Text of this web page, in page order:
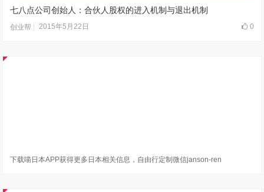
七八点公司创始人：合伙人股权的进入机制与退出机制
创业帮 2015年5月22日 0
下载喵日本APP获得更多日本相关信息，自由行定制微信janson-ren